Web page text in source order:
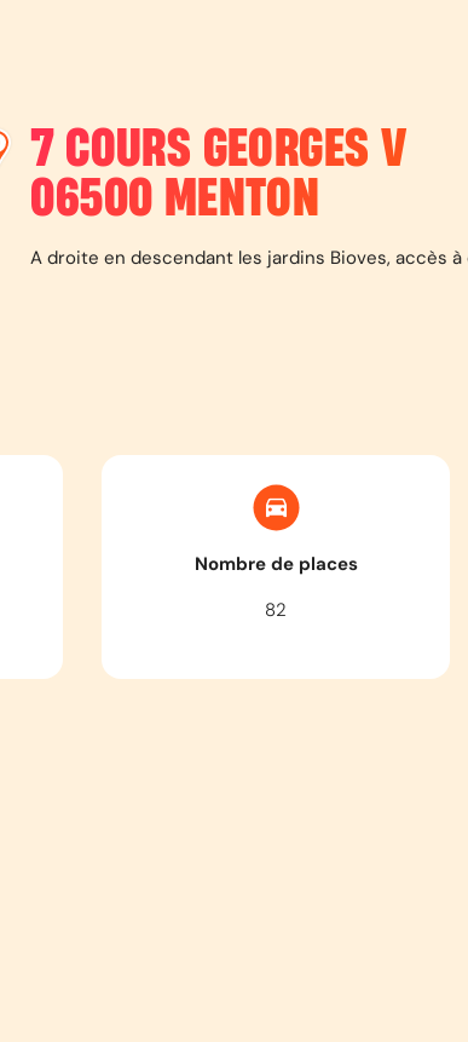
7 COURS GEORGES V
06500 MENTON
A droite en descendant les jardins Bioves, accès
Nombre de places
82